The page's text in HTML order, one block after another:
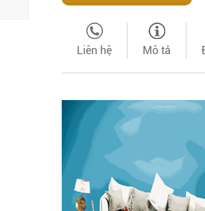
Liên hệ Mô tả